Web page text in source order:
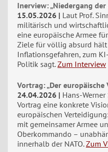
Inerview: „Niedergang
15.05.2026
Laut Prof.
militärisch und
eine europäische Armee
Ziele für völlig absurd
Inflationsgefahren, zum
Politik sagt. Zum Interview
Vortrag: „Der
24.04.2026
Hans-
Vortrag eine konkrete
europäischen
mit gemeinsamer Armee
Oberkommando –
innerhalb der NATO. Zum